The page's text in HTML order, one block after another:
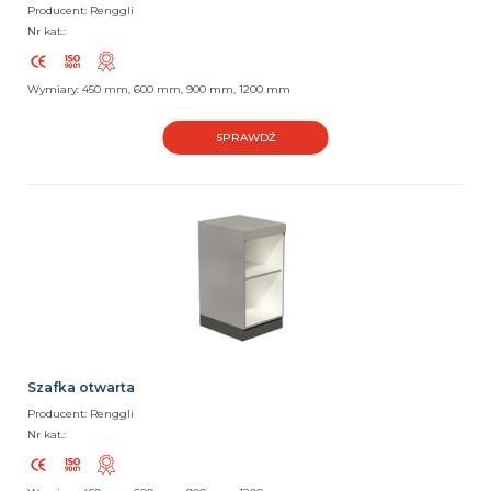
Producent: Renggli
Nr kat.:
Wymiary: 450 mm, 600 mm, 900 mm, 1200 mm
SPRAWDŹ
Szafka otwarta
Producent: Renggli
Nr kat.: